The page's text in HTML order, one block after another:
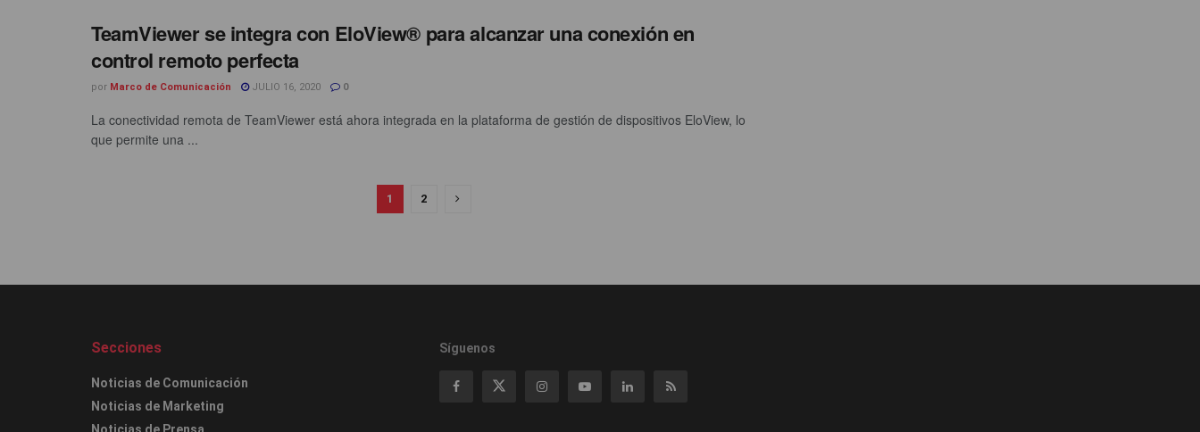
TeamViewer se integra con EloView® para alcanzar una conexión en
control remoto perfecta
por Marco de Comunicación JULIO 16, 2020 0
La conectividad remota de TeamViewer está ahora integrada en la plataforma de gestión de dispositivos EloView, lo
que permite una ...
1 2
Secciones
Noticias de Comunicación
Noticias de Marketing
Síguenos